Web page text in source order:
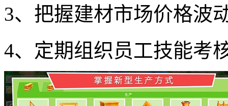
3、把握建材市场价格波
4、定期组织员工技能考